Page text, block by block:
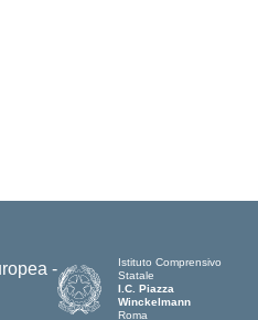
Istituto Comprensivo
Statale
I.C. Piazza
Winckelmann
Roma